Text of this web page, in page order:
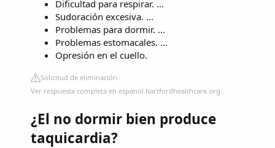
Dificultad para respirar. ...
Sudoración excesiva. ...
Problemas para dormir. ...
Problemas estomacales. ...
Opresión en el cuello.
Solicitud de eliminación
Ver respuesta completa en espanol.hartfordhealthcare.org
¿El no dormir bien produce
taquicardia?